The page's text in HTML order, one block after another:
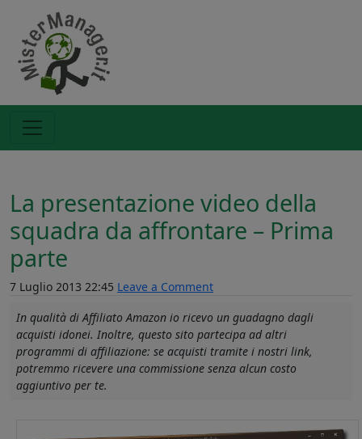
La presentazione video della
squadra da affrontare – Prima
parte
7 Luglio 2013 22:45 Leave a Comment
In qualità di Affiliato Amazon io ricevo un guadagno dagli
acquisti idonei. Inoltre, questo sito partecipa ad altri
programmi di affiliazione: se acquisti tramite i nostri link,
potremmo ricevere una commissione senza alcun costo
aggiuntivo per te.